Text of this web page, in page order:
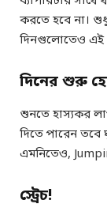
করতে হবে না।
দিনগুলোতেও এই
দিনের শুরু
শুনতে হাস্যকর
দিতে পারেন
এমনিতেও,
স্ট্রেচ!